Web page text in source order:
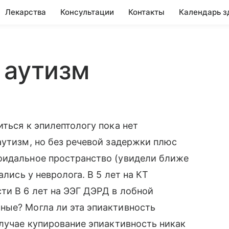
Лекарства Консультации Контакты Календарь
к эпилептологу пока нет
но без речевой задержки плюс
пространство (увидели ближе
у невролога. В 5 лет на КТ
В 6 лет на ЭЭГ ДЭРД в лобной
Могла ли эта эпиактивность
купирование эпиактивность никак